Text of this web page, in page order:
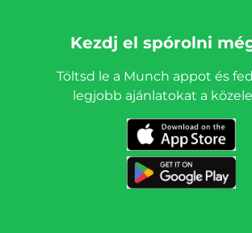
Kezdj el spórolni
Töltsd le a Munch appot és
legjobb ajánlatokat a